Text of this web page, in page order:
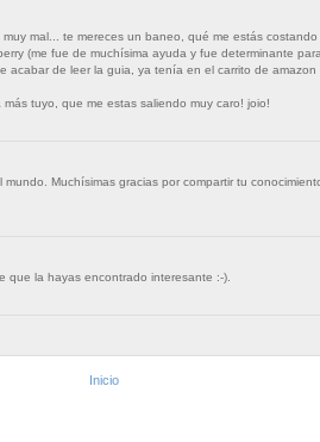
mal... te mereces un baneo, qué me estás costando
(me fue de muchísima ayuda y fue determinante
acabar de leer la guia, ya tenía en el carrito de
tuyo, que me estas saliendo muy caro! joio!
Muchísimas gracias por compartir tu
que la hayas encontrado interesante :-).
Inicio